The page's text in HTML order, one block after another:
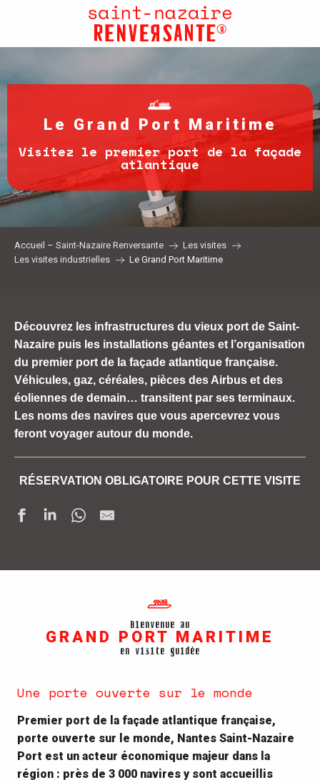
Le Grand Port Maritime
Visitez le premier port de la façade
atlantique
Accueil – Saint-Nazaire Renversante
Les visites
Les visites industrielles
Le Grand Port Maritime
Découvrez les infrastructures du vieux port de Saint-
Nazaire puis les installations géantes et l’organisation
du premier port de la façade atlantique française.
Véhicules, gaz, céréales, pièces des Airbus et des
éoliennes de demain… transitent par ses terminaux.
Les noms des navires que vous apercevrez vous
feront voyager autour du monde.
RÉSERVATION OBLIGATOIRE POUR CETTE VISITE
Bienvenue au
GRAND PORT MARITIME
en visite guidée
Une porte ouverte sur le monde
Premier port de la façade atlantique française,
porte ouverte sur le monde, Nantes Saint-Nazaire
Port est un acteur économique majeur dans la
région : près de 3 000 navires y sont accueillis